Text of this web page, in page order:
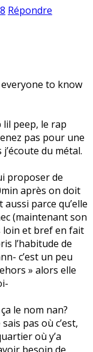
Répondre
to know
lil peep, le rap
pas pour une
du métal.
proposer de
après on doit
parce qu’elle
(maintenant son
loin et bref en fait
l’habitude de
c’est un peu
» alors elle
le nom nan?
pas où c’est,
où y’a